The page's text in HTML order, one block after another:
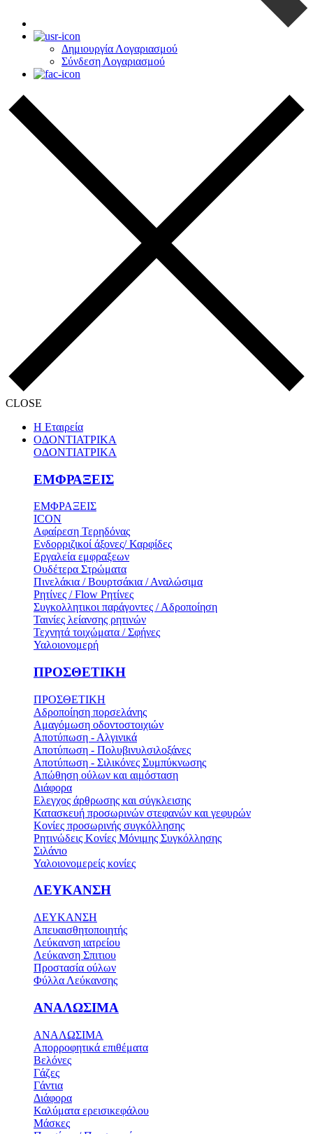
Δημιουργία Λογαριασμού
Σύνδεση Λογαριασμού
CLOSE
Η Εταιρεία
ΟΔΟΝΤΙΑΤΡΙΚΑ
ΟΔΟΝΤΙΑΤΡΙΚΑ
ΕΜΦΡΑΞΕΙΣ
ΕΜΦΡΑΞΕΙΣ
ICON
Αφαίρεση Τερηδόνας
Ενδορριζικοί άξονες/ Καρφίδες
Εργαλεία εμφραξεων
Ουδέτερα Στρώματα
Πινελάκια / Βουρτσάκια / Αναλώσιμα
Ρητίνες / Flow Ρητίνες
Συγκολλητικοι παράγοντες / Αδροποίηση
Ταινίες λείανσης ρητινών
Τεχνητά τοιχώματα / Σφήνες
Υαλοιονομερή
ΠΡΟΣΘΕΤΙΚΗ
ΠΡΟΣΘΕΤΙΚΗ
Αδροποίηση πορσελάνης
Αμαγόμωση οδοντοστοιχιών
Αποτύπωση - Αλγινικά
Αποτύπωση - Πολυβινυλσιλοξάνες
Αποτύπωση - Σιλικόνες Συμπύκνωσης
Απώθηση ούλων και αιμόσταση
Διάφορα
Ελεγχος άρθρωσης και σύγκλεισης
Κατασκευή προσωρινών στεφανών και γεφυρών
Κονίες προσωρινής συγκόλλησης
Ρητινώδεις Κονίες Μόνιμης Συγκόλλησης
Σιλάνιο
Υαλοιονομερείς κονίες
ΛΕΥΚΑΝΣΗ
ΛΕΥΚΑΝΣΗ
Απευαισθητοποιητής
Λεύκανση ιατρείου
Λεύκανση Σπιτιου
Προστασία ούλων
Φύλλα Λεύκανσης
ΑΝΑΛΩΣΙΜΑ
ΑΝΑΛΩΣΙΜΑ
Απορροφητικά επιθέματα
Βελόνες
Γάζες
Γάντια
Διάφορα
Καλύματα ερεισικεφάλου
Μάσκες